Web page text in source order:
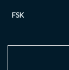
FSK